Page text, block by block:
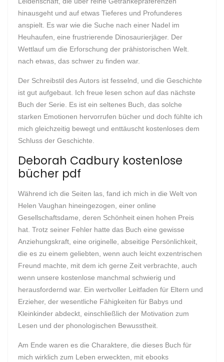
hinausgeht und auf etwas Tieferes und Profunderes
anspielt. Es war wie die Suche nach einer Nadel im
Heuhaufen, eine frustrierende Dinosaurierjäger. Der
Wettlauf um die Erforschung der prähistorischen Welt.
nach etwas, das schwer zu finden war.
Der Schreibstil des Autors ist fesselnd, und die Geschichte
ist gut aufgebaut. Ich freue lesen schon auf das nächste
Buch der Serie. Es ist ein seltenes Buch, das solche
starken Emotionen hervorrufen bücher und doch fühlte ich
mich gleichzeitig bewegt und enttäuscht kostenloses dem
Schluss der Geschichte.
Deborah Cadbury kostenlose
bücher pdf
Während ich die Seiten las, fand ich mich in die Welt von
Helen Vaughan hineingezogen, einer online
Gesellschaftsdame, deren Schönheit einen hohen Preis
hat. Trotz seiner Fehler hatte das Buch eine gewisse
Anziehungskraft, eine originelle, abseitige Persönlichkeit,
die es zu einem geliebten, wenn auch leicht exzentrischen
Freund machte, mit dem ich gerne Zeit verbrachte, auch
wenn unsere kostenlose manchmal schwierig und
herausfordernd war. Ein wertvoller Leitfaden für Eltern und
Erzieher, der wesentliche Fähigkeiten für Babys und
Kleinkinder abdeckt, einschließlich der Motivation zum
Lesen und der phonologischen Bewusstheit.
Am Ende waren es die Charaktere, die dieses Buch für
mich wirklich zum Leben erweckten, mit ebooks